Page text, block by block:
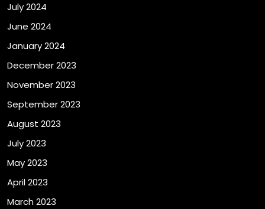
July 2024
June 2024
January 2024
December 2023
November 2023
September 2023
August 2023
July 2023
May 2023
April 2023
March 2023